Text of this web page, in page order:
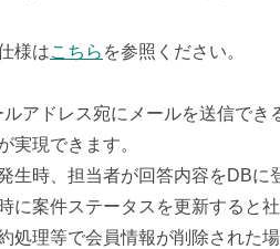
様はこちら を参照ください。
アドレス宛にメールを送信でき
実現できます。
生時、担当者が回答内容をDBに
に案件ステータスを更新すると
理等で会員情報が削除された